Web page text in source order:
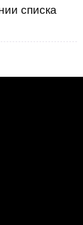
списка